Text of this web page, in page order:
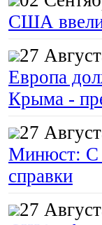
США ввели
27
Европа
Крыма -
27
Минюст: С
справки
27